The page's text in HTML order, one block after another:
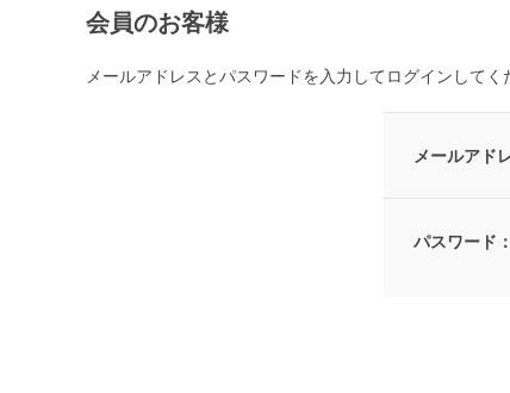
会員のお客様
メールアドレスとパスワードを入力してログインしてく
メールアド
パスワード：